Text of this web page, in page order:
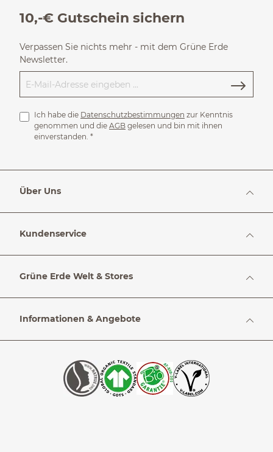
10,-€ Gutschein sichern
Verpassen Sie nichts mehr - mit dem Grüne Erde
Newsletter.
Ich habe die Datenschutzbestimmungen zur Kenntnis
genommen und die AGB gelesen und bin mit ihnen
einverstanden. *
Über Uns
Kundenservice
Grüne Erde Welt & Stores
Informationen & Angebote